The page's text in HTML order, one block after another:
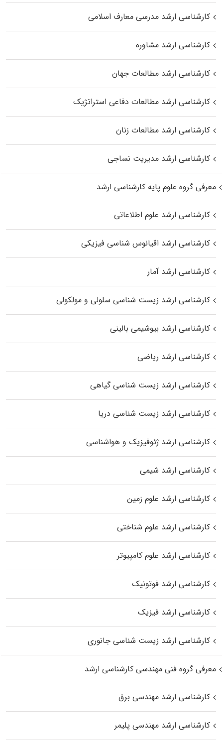
کارشناسی ارشد مدرسی معارف اسلامی
کارشناسی ارشد مشاوره
کارشناسی ارشد مطالعات جهان
کارشناسی ارشد مطالعات دفاعی استراتژیک
کارشناسی ارشد مطالعات زنان
کارشناسی ارشد مدیریت نساجی
معرفی گروه علوم پایه کارشناسی ارشد
کارشناسی ارشد علوم اطلاعاتی
کارشناسی ارشد اقیانوس‌ شناسی فیزیکی
کارشناسی ارشد آمار
کارشناسی ارشد زیست شناسی سلولی و مولکولی
کارشناسی ارشد بیوشیمی بالینی
کارشناسی ارشد ریاضی
کارشناسی ارشد زیست‌ شناسی گیاهی
کارشناسی ارشد زیست‌ شناسی دریا
کارشناسی ارشد ژئوفیزیک و هواشناسی
کارشناسی ارشد شیمی
کارشناسی ارشد علوم زمین
کارشناسی ارشد علوم شناختی
کارشناسی ارشد علوم کامپیوتر
کارشناسی ارشد فوتونیک
کارشناسی ارشد فیزیک
کارشناسی ارشد زیست‌ شناسی جانوری
معرفی گروه فنی مهندسی کارشناسی ارشد
کارشناسی ارشد مهندسی برق
کارشناسی ارشد مهندسی پلیمر